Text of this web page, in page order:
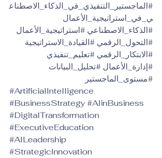
#الماجستير_التنفيذي_في_الذكاء_الاصطناع
ي_في_استراتيجية_الأعمال
#الذكاء_الاصطناعي #استراتيجية_الأعمال
#التحول_الرقمي #القيادة_الاستراتيجية
#الابتكار_الرقمي #تعليم_تنفيذي
#إدارة_الأعمال #تحليل_البيانات
#مستوى_الماجستير
#ArtificialIntelligence
#BusinessStrategy#AIinBusiness
#DigitalTransformation
#ExecutiveEducation
#AILeadership
#StrategicInnovation